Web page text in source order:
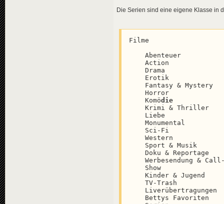
Die Serien sind eine eigene Klasse in
Filme
    Abenteuer				Abenteuer
    Action					Action, Krieg
    Drama			 		Drama, Biografie
    Erotik					Erotik
    Fantasy & Mystery			Fantasy, Mystery
    Horror					Horror
    Komö
die
    Krimi & Thriller			Krimi, Thriller
    Liebe					Liebe
    Monumental				Monumental, Historie
    Sci-Fi					Sci-Fi
    Western					Western
    Sport & Musik				Sport, Musik
    Doku & Reportage			Dokumentation, Reportage
Werbesendung & Call-In			Werbesendung,
    Show					Show
    Kinder & Jugend				(Zielgruppe: Kinder, Jugendliche)
    TV-Trash				(Flag: Trash)
    Liverübertragungen			(Flag: Live)
    Bettys Favoriten			(alles was Betty mag)